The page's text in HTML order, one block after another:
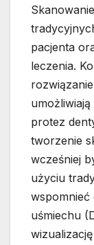
pacjenta
leczenia.
protez
tworzenie
wcześniej
użyciu
uśmiechu